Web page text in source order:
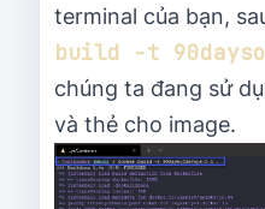
terminal của bạn,
build -t
chúng ta đang sử
và thẻ cho image.